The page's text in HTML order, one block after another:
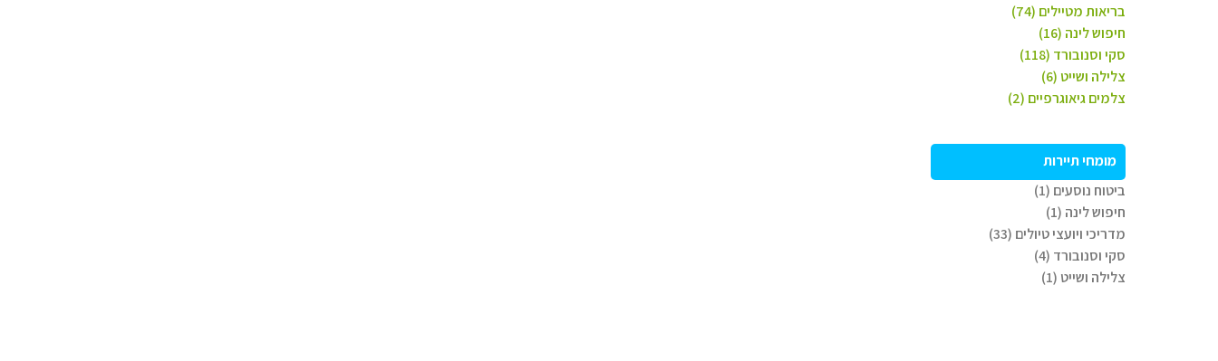
בריאות מטיילים (74)
חיפוש לינה (16)
סקי וסנובורד (118)
צלילה ושייט (6)
צלמים גיאוגרפיים (2)
מומחי תיירות
ביטוח נוסעים (1)
חיפוש לינה (1)
מדריכי ויועצי טיולים (33)
סקי וסנובורד (4)
צלילה ושייט (1)